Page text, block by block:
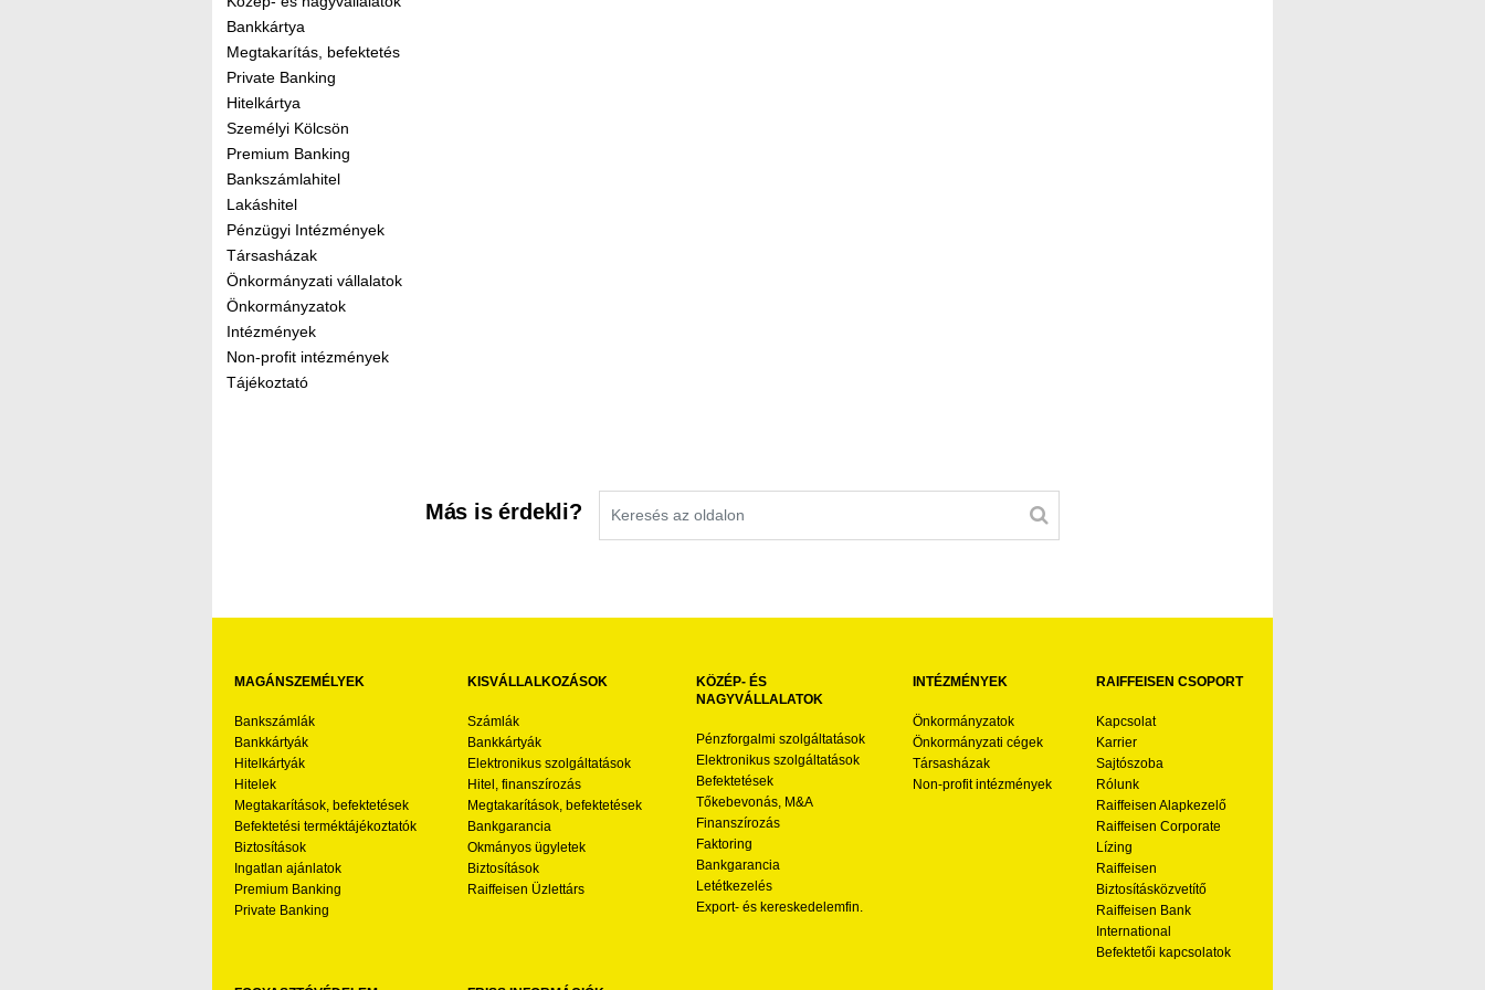
Bankkártya
Megtakarítás, befektetés
Private Banking
Hitelkártya
Személyi Kölcsön
Premium Banking
Bankszámlahitel
Lakáshitel
Pénzügyi Intézmények
Társasházak
Önkormányzati vállalatok
Önkormányzatok
Intézmények
Non-profit intézmények
Tájékoztató
Más is érdekli?
MAGÁNSZEMÉLYEK
Bankszámlák
Bankkártyák
Hitelkártyák
Hitelek
Megtakarítások, befektetések
Befektetési terméktájékoztatók
Biztosítások
Ingatlan ajánlatok
Premium Banking
Private Banking
KISVÁLLALKOZÁSOK
Számlák
Bankkártyák
Elektronikus szolgáltatások
Hitel, finanszírozás
Megtakarítások, befektetések
Bankgarancia
Okmányos ügyletek
Biztosítások
Raiffeisen Üzlettárs
KÖZÉP- ÉS
NAGYVÁLLALATOK
Pénzforgalmi szolgáltatások
Elektronikus szolgáltatások
Befektetések
Tőkebevonás, M&A
Finanszírozás
Faktoring
Bankgarancia
Letétkezelés
Export- és kereskedelemfin.
INTÉZMÉNYEK
Önkormányzatok
Önkormányzati cégek
Társasházak
Non-profit intézmények
RAIFFEISEN CSOPORT
Kapcsolat
Karrier
Sajtószoba
Rólunk
Raiffeisen Alapkezelő
Raiffeisen Corporate
Lízing
Raiffeisen
Biztosításközvetítő
Raiffeisen Bank
International
Befektetői kapcsolatok